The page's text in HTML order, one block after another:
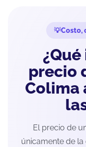
Costo,
precio
Colima
El precio de
únicamente de la